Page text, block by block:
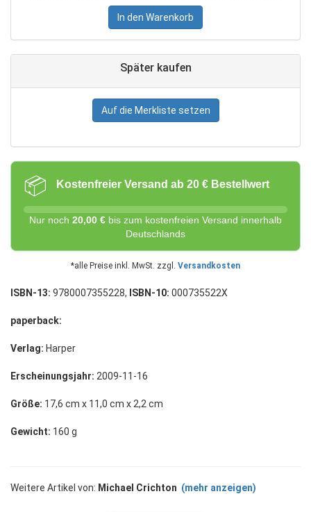
In den Warenkorb
Später kaufen
Auf die Merkliste setzen
📦 Kostenfreier Versand ab 20 € Bestellwert
Nur noch 20,00 € bis zum kostenfreien Versand innerhalb
Deutschlands
*alle Preise inkl. MwSt. zzgl. Versandkosten
ISBN-13: 9780007355228, ISBN-10: 000735522X
paperback:
Verlag: Harper
Erscheinungsjahr: 2009-11-16
Größe: 17,6 cm x 11,0 cm x 2,2 cm
Gewicht: 160 g
Weitere Artikel von: Michael Crichton (mehr anzeigen)